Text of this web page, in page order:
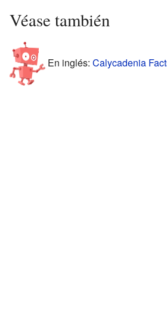
Véase también
En inglés: Calycadenia